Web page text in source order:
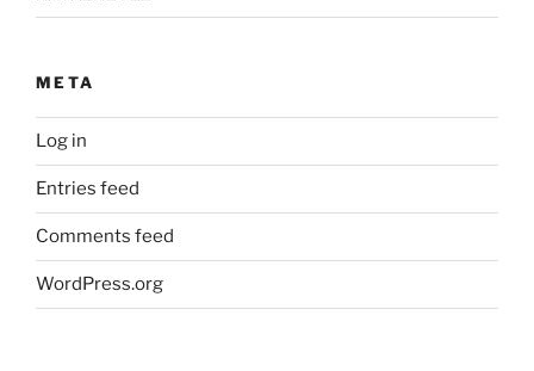
META
Log in
Entries feed
Comments feed
WordPress.org